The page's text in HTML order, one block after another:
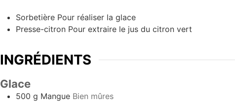
Sorbetière Pour réaliser la glace
Presse-citron Pour extraire le jus du citron vert
INGRÉDIENTS
Glace
500 g Mangue Bien mûres